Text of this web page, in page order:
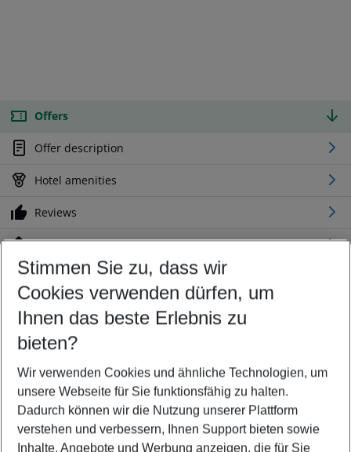
Offers
Offer description
Hotel amenities
Reviews
Location
Customize your offer
Find the perfect deal which suits your best
Your departure airport
Any airport
Select your date range
10/08/26–08/08/27 5-8 nights
Who will travel
2 adults No children
Stimmen Sie zu, dass wir
Cookies verwenden dürfen, um
Ihnen das beste Erlebnis zu
bieten?
Wir verwenden Cookies und ähnliche Technologien, um
unsere Webseite für Sie funktionsfähig zu halten.
Dadurch können wir die Nutzung unserer Plattform
verstehen und verbessern, Ihnen Support bieten sowie
Inhalte, Angebote und Werbung anzeigen, die für Sie